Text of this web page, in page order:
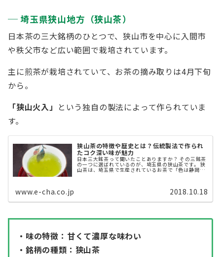
埼玉県狭山地方（狭山茶）
日本茶の三大銘柄のひとつで、狭山市を中心に入間市
や秩父市など広い範囲で栽培されています。
主に煎茶が栽培されていて、お茶の摘み取りは4月下旬
から。
「狭山火入」 という独自の製法によって作られていま
す。
狭山茶の特徴や歴史とは？伝統製法で作られ
たコク深い味が魅力
日本三大銘茶って聞いたことありますか？ その三銘茶
の一つに選ばれているのが、埼玉県の狭山茶です。 狭
山茶は、埼玉県で生産されているお茶で「色は静岡
香りは宇治よ 味は狭山でとどめさす」という摘み歌
www.e-cha.co.jp 2018.10.18
・味の特徴：甘くて濃厚な味わい
・銘柄の種類：狭山茶